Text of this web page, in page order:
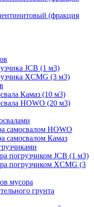
(фракция
JCB (1 м3)
XCMG (3 м3)
Камаз (10 м3)
HOWO (20 м3)
самосвалом HOWO
самосвалом Камаз
погрузчиком JCB (1 м3)
погрузчиком XCMG (3
мусора
грунта